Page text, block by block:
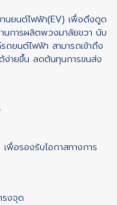
นยนต์ไฟฟ้า(EV) เพื่อดึงดูด
นการผลิตพวงมาลัยขวา นับ
ถยนต์ไฟฟ้า สามารถเข้าถึง
ด้ง่ายขึ้น ลดต้นทุนการขนส่ง
พื่อรองรับโอกาสทางการ
รงจุด